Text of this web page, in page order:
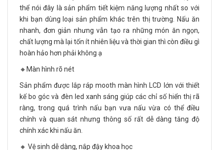
thể nói đây là sản phẩm tiết kiệm năng lượng nhất so với
khi bạn dùng loại sản phẩm khác trên thị trường. Nấu ăn
nhanh, đơn giản nhưng vẫn tạo ra những món ăn ngọn,
chất lượng mà lại tốn ít nhiên liệu và thời gian thì còn điều gì
hoàn hảo hơn phải không ạ
🔸Màn hình rõ nét
Sản phẩm được lắp ráp mooth màn hình LCD lớn với thiết
kế bo góc và đèn led xanh sáng giúp các chỉ số hiển thị rã
ràng, trong quá trình nấu bạn vưa nấu vừa có thể điều
chỉnh và quan sát nhưng thông số rất dễ dàng tăng độ
chính xác khi nấu ăn.
🔸 Vệ sinh dễ dàng, nắp đậy khoa học